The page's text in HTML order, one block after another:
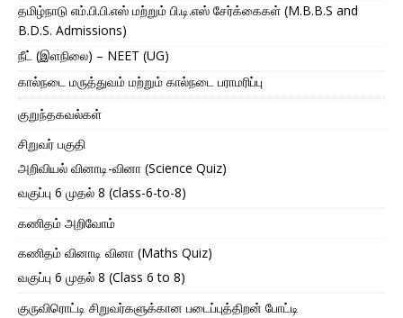
தமிழ்நாடு எம்.பி.பி.எஸ் மற்றும் பி.டி.எஸ் சேர்க்கைகள் (M.B.B.S and
B.D.S. Admissions)
நீட் (இளநிலை) – NEET (UG)
கால்நடை மருத்துவம் மற்றும் கால்நடை பராமரிப்பு
குறுந்தகவல்கள்
சிறுவர் பகுதி
அறிவியல் வினாடி-வினா (Science Quiz)
வகுப்பு 6 முதல் 8 (class-6-to-8)
கணிதம் அறிவோம்
கணிதம் வினாடி வினா (Maths Quiz)
வகுப்பு 6 முதல் 8 (Class 6 to 8)
குருவிரொட்டி சிறுவர்களுக்கான படைப்புத்திறன் போட்டி